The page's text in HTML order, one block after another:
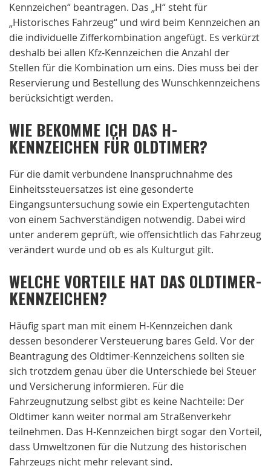
Kennzeichen“ beantragen. Das „H“ steht für
„Historisches Fahrzeug“ und wird beim Kennzeichen an
die individuelle Zifferkombination angefügt. Es verkürzt
deshalb bei allen Kfz-Kennzeichen die Anzahl der
Stellen für die Kombination um eins. Dies muss bei der
Reservierung und Bestellung des Wunschkennzeichens
berücksichtigt werden.
WIE BEKOMME ICH DAS H-
KENNZEICHEN FÜR OLDTIMER?
Für die damit verbundene Inanspruchnahme des
Einheitssteuersatzes ist eine gesonderte
Eingangsuntersuchung sowie ein Expertengutachten
von einem Sachverständigen notwendig. Dabei wird
unter anderem geprüft, wie offensichtlich das Fahrzeug
verändert wurde und ob es als Kulturgut gilt.
WELCHE VORTEILE HAT DAS OLDTIMER-
KENNZEICHEN?
Häufig spart man mit einem H-Kennzeichen dank
dessen besonderer Versteuerung bares Geld. Vor der
Beantragung des Oldtimer-Kennzeichens sollten sie
sich trotzdem genau über die Unterschiede bei Steuer
und Versicherung informieren. Für die
Fahrzeugnutzung selbst gibt es keine Nachteile: Der
Oldtimer kann weiter normal am Straßenverkehr
teilnehmen. Das H-Kennzeichen birgt sogar den Vorteil,
dass Umweltzonen für die Nutzung des historischen
Fahrzeugs nicht mehr relevant sind.